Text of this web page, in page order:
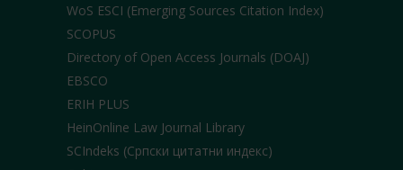
WoS ESCI (Emerging Sources Citation Index)
SCOPUS
Directory of Open Access Journals (DOAJ)
EBSCO
ERIH PLUS
HeinOnline Law Journal Library
SCIndeks (Српски цитатни индекс)